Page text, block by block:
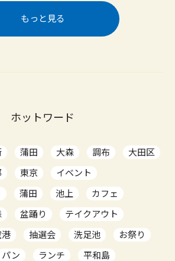
もっと見る
ホットワード
蒲田 大森 調布
大田区
東京
イベント
蒲田 池上
カフェ
盆踊り
テイクアウト
港 抽選会 洗足池
お祭り
パン ランチ
平和島